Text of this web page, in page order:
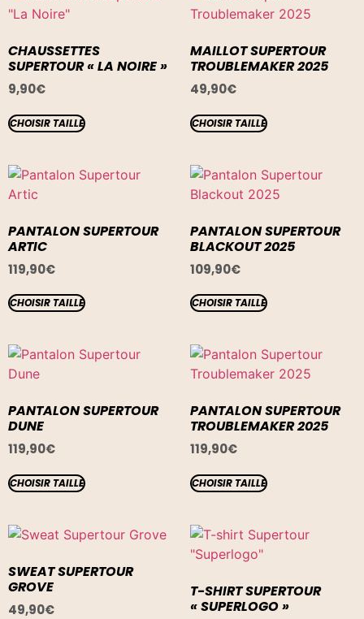
CHAUSSETTES
SUPERTOUR « LA NOIRE »
9,90€
CHOISIR TAILLE
MAILLOT SUPERTOUR
TROUBLEMAKER 2025
49,90€
CHOISIR TAILLE
PANTALON SUPERTOUR
ARTIC
119,90€
CHOISIR TAILLE
PANTALON SUPERTOUR
BLACKOUT 2025
109,90€
CHOISIR TAILLE
PANTALON SUPERTOUR
DUNE
119,90€
CHOISIR TAILLE
PANTALON SUPERTOUR
TROUBLEMAKER 2025
119,90€
CHOISIR TAILLE
SWEAT SUPERTOUR
GROVE
49,90€
T-SHIRT SUPERTOUR
« SUPERLOGO »